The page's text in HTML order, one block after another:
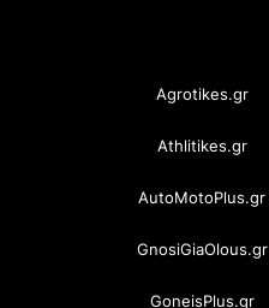
Agrotikes.gr
Athlitikes.gr
AutoMotoPlus.gr
GnosiGiaOlous.gr
GoneisPlus.gr